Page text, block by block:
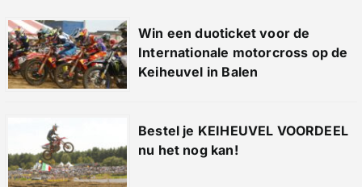
Win een duoticket voor de
Internationale motorcross op de
Keiheuvel in Balen
Bestel je KEIHEUVEL VOORDEEL
nu het nog kan!